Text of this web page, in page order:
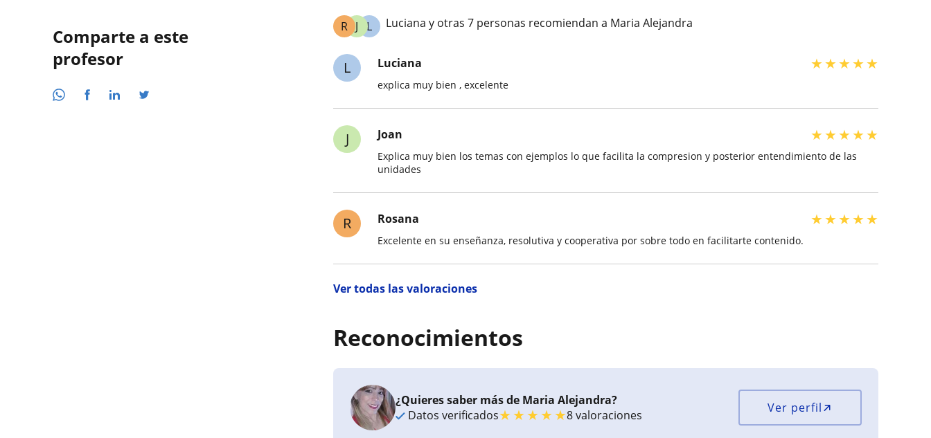
Comparte a este
profesor
L
J
R Luciana y otras 7 personas recomiendan a Maria Alejandra
L Luciana ★★★★★
explica muy bien , excelente
J Joan ★★★★★
Explica muy bien los temas con ejemplos lo que facilita la compresion y posterior entendimiento de las
unidades
R Rosana ★★★★★
Excelente en su enseñanza, resolutiva y cooperativa por sobre todo en facilitarte contenido.
Ver todas las valoraciones
Reconocimientos
¿Quieres saber más de Maria Alejandra?
Datos verificados★★★★★8 valoraciones Ver perfil